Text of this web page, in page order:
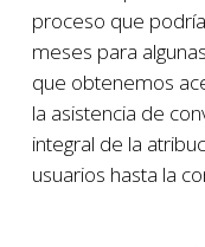
proceso que
meses para
que obtenemos
la asistencia de
integral de la
usuarios hasta la